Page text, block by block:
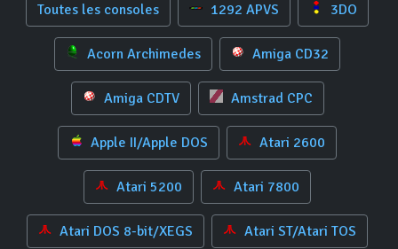
Toutes les consoles 1292 APVS 3DO
Acorn Archimedes Amiga CD32
Amiga CDTV Amstrad CPC
Apple II/Apple DOS Atari 2600
Atari 5200 Atari 7800
Atari DOS 8-bit/XEGS Atari ST/Atari TOS